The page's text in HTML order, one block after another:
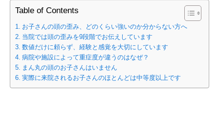
Table of Contents
お子さんの頭の歪み、どのくらい強いのか分からない方へ
当院では頭の歪みを9段階でお伝えしています
数値だけに頼らず、経験と感覚を大切にしています
病院や施設によって重症度が違うのはなぜ？
まん丸の頭のお子さんはいません
実際に来院されるお子さんのほとんどは中等度以上です